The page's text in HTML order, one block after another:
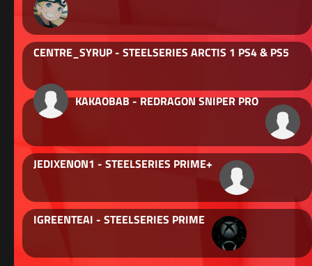
CENTRE_SYRUP - STEELSERIES ARCTIS 1 PS4 & PS5
KAKAOBAB - REDRAGON SNIPER PRO
JEDIXENON1 - STEELSERIES PRIME+
IGREENTEAI - STEELSERIES PRIME